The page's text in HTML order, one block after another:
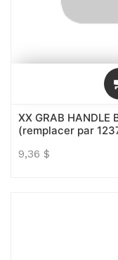
XX GRAB HANDLE
(remplacer par
9,36 $